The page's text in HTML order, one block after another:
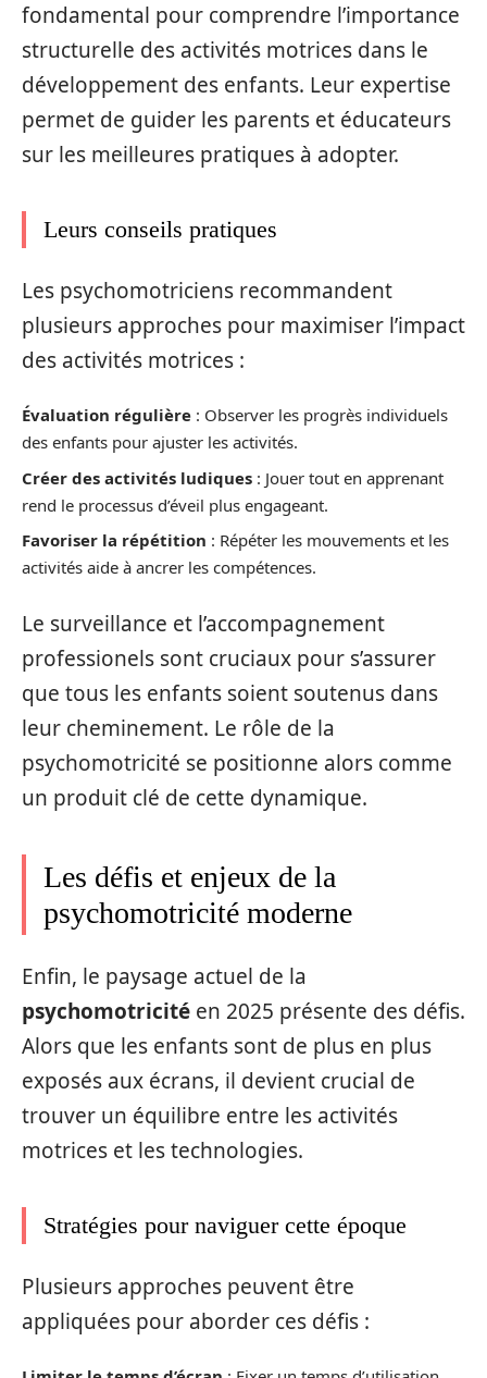
fondamental pour comprendre l’importance
structurelle des activités motrices dans le
développement des enfants. Leur expertise
permet de guider les parents et éducateurs
sur les meilleures pratiques à adopter.
Leurs conseils pratiques
Les psychomotriciens recommandent
plusieurs approches pour maximiser l’impact
des activités motrices :
Évaluation régulière : Observer les progrès individuels
des enfants pour ajuster les activités.
Créer des activités ludiques : Jouer tout en apprenant
rend le processus d’éveil plus engageant.
Favoriser la répétition : Répéter les mouvements et les
activités aide à ancrer les compétences.
Le surveillance et l’accompagnement
professionels sont cruciaux pour s’assurer
que tous les enfants soient soutenus dans
leur cheminement. Le rôle de la
psychomotricité se positionne alors comme
un produit clé de cette dynamique.
Les défis et enjeux de la
psychomotricité moderne
Enfin, le paysage actuel de la
psychomotricité en 2025 présente des défis.
Alors que les enfants sont de plus en plus
exposés aux écrans, il devient crucial de
trouver un équilibre entre les activités
motrices et les technologies.
Stratégies pour naviguer cette époque
Plusieurs approches peuvent être
appliquées pour aborder ces défis :